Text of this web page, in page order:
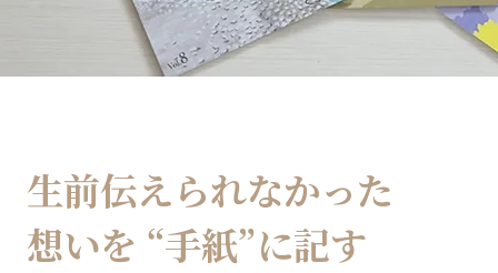
生前伝えられなかった
想いを “手紙”に記す